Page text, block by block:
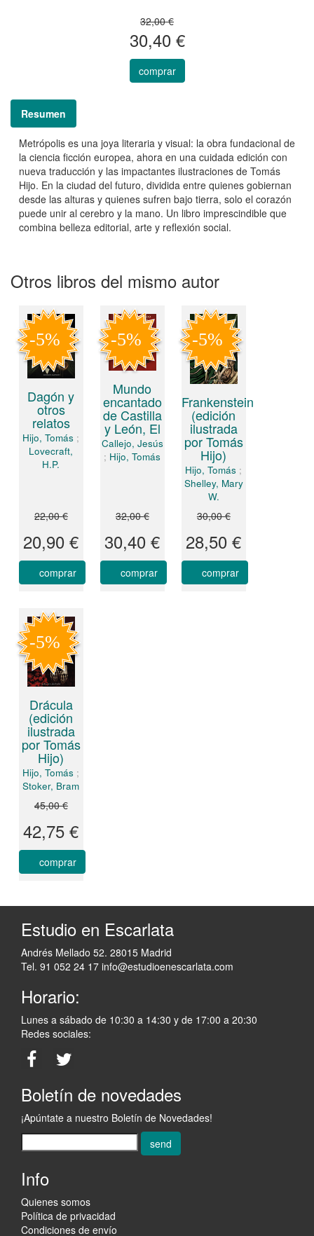
32,00 €
30,40 €
comprar
Resumen
Metrópolis es una joya literaria y visual: la obra fundacional de
la ciencia ficción europea, ahora en una cuidada edición con
nueva traducción y las impactantes ilustraciones de Tomás
Hijo. En la ciudad del futuro, dividida entre quienes gobiernan
desde las alturas y quienes sufren bajo tierra, solo el corazón
puede unir al cerebro y la mano. Un libro imprescindible que
combina belleza editorial, arte y reflexión social.
Otros libros del mismo autor
Dagón y
otros
relatos
Hijo, Tomás ;
Lovecraft,
H.P.
22,00 €
20,90 €
comprar
Mundo
encantado
de Castilla
y León, El
Callejo, Jesús
; Hijo, Tomás
32,00 €
30,40 €
comprar
Frankenstein
(edición
ilustrada
por Tomás
Hijo)
Hijo, Tomás ;
Shelley, Mary
W.
30,00 €
28,50 €
comprar
Drácula
(edición
ilustrada
por Tomás
Hijo)
Hijo, Tomás ;
Stoker, Bram
45,00 €
42,75 €
comprar
Estudio en Escarlata
Andrés Mellado 52. 28015 Madrid
Tel. 91 052 24 17 info@estudioenescarlata.com
Horario:
Lunes a sábado de 10:30 a 14:30 y de 17:00 a 20:30
Redes sociales:
Boletín de novedades
¡Apúntate a nuestro Boletín de Novedades!
send
Info
Quienes somos
Política de privacidad
Condiciones de envío